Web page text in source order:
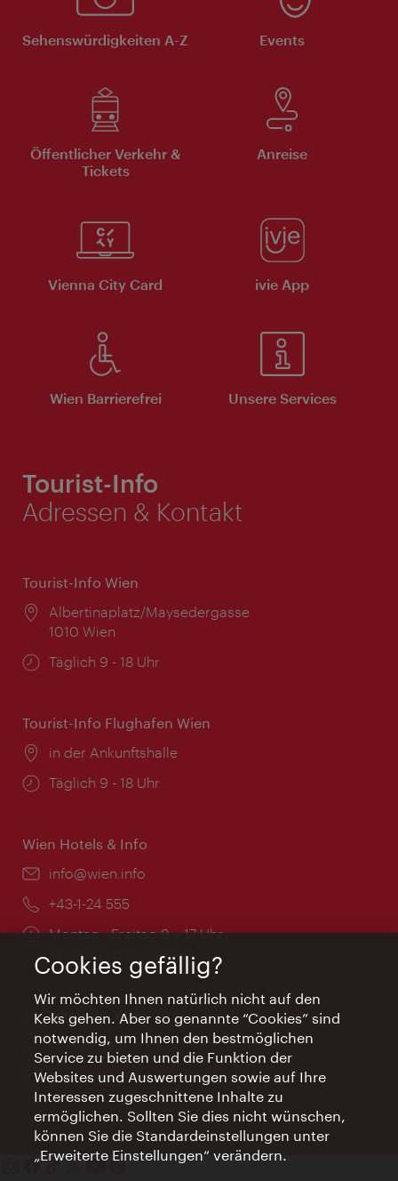
Sehenswürdigkeiten A-Z Events
Öffentlicher Verkehr &
Tickets
Anreise
Vienna City Card ivie App
Wien Barrierefrei Unsere Services
Tourist-Info
Adressen & Kontakt
Tourist-Info Wien
Ort:
Albertinaplatz/Maysedergasse
1010 Wien
Öffnungszeiten:
Täglich 9 - 18 Uhr
Tourist-Info Flughafen Wien
Ort:
in der Ankunftshalle
Öffnungszeiten:
Täglich 9 - 18 Uhr
Wien Hotels & Info
Email:
info@wien.info
Telefon:
+43-1-24 555
Öffnungszeiten:
Montag - Freitag 9 – 17 Uhr
Feiertags geschlossen
AI Concierge Wien
Ort:
concierge.wien.info
Öffnungszeiten:
Informationen rund um die Uhr
Cookies gefällig?
Wir möchten Ihnen natürlich nicht auf den
Keks gehen. Aber so genannte “Cookies” sind
notwendig, um Ihnen den bestmöglichen
Service zu bieten und die Funktion der
Websites und Auswertungen sowie auf Ihre
Interessen zugeschnittene Inhalte zu
ermöglichen. Sollten Sie dies nicht wünschen,
können Sie die Standardeinstellungen unter
„Erweiterte Einstellungen“ verändern.